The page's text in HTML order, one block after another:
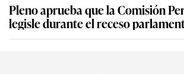
Pleno aprueba que la Comisión
legisle durante el receso